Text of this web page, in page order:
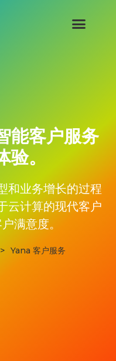
能客户服务
。
和业务增长的过程
云计算的现代客户
满意度。
> Yana 客户服务